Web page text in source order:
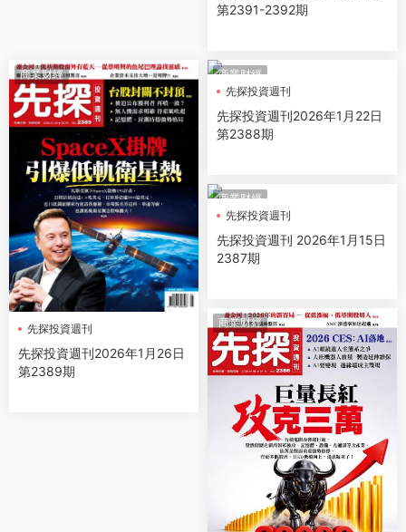
第2391-2392期
商業财經
先探投資週刊
先探投資週刊2026年1月26日
第2389期
商業财經
先探投資週刊
先探投資週刊2026年1月22日
第2388期
商業财經
先探投資週刊
先探投資週刊 2026年1月15日
2387期
商業财經